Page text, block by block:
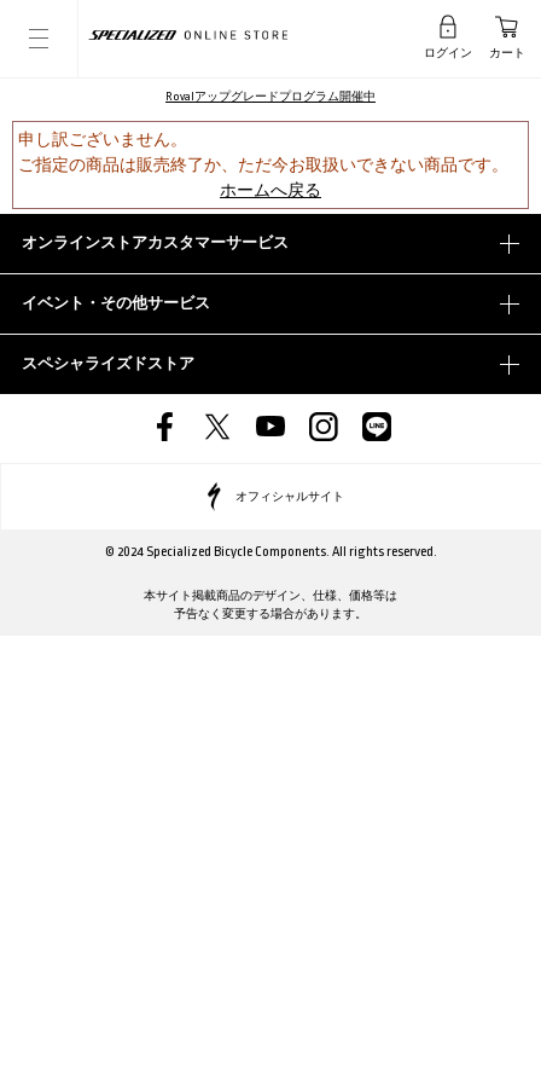
ログイン カート
Rovalアップグレードプログラム開催中
申し訳ございません。
ご指定の商品は販売終了か、ただ今お取扱いできない商品です。
ホームへ戻る
オンラインストアカスタマーサービス
イベント・その他サービス
スペシャライズドストア
オフィシャルサイト
© 2024 Specialized Bicycle Components. All rights reserved.
本サイト掲載商品のデザイン、仕様、価格等は
予告なく変更する場合があります。